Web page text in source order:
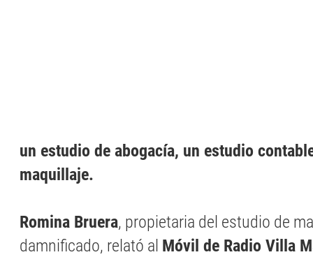
un estudio de abogacía, un estudio
maquillaje.
Romina Bruera, propietaria del estudio de
damnificado, relató al Móvil de Radio Villa